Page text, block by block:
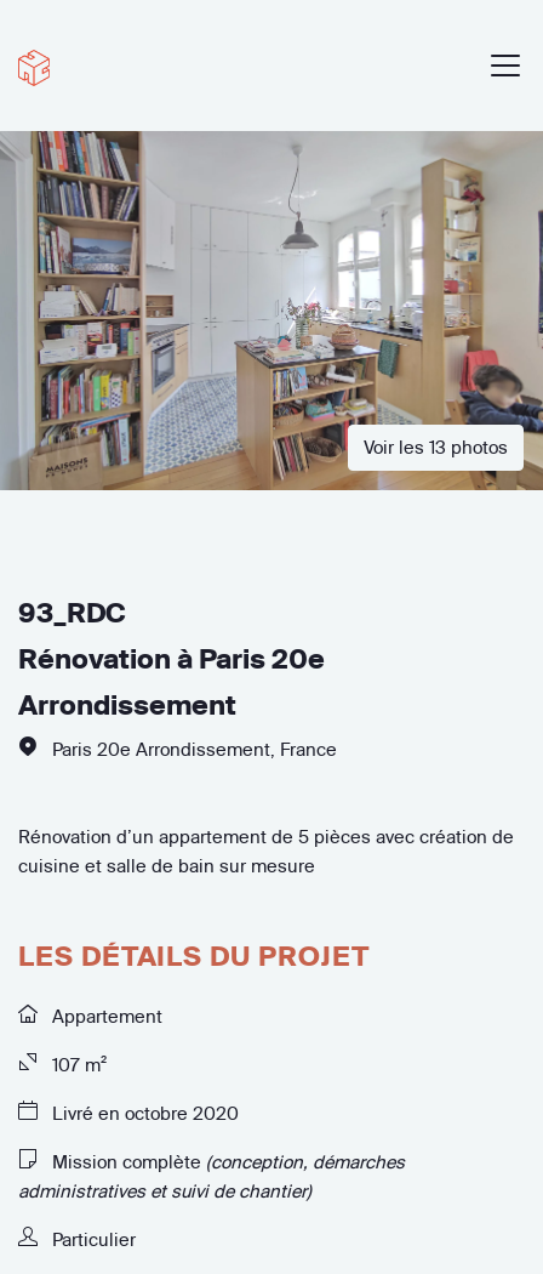
Voir les 13 photos
93_RDC
Rénovation à Paris 20e
Arrondissement
Paris 20e Arrondissement France
Rénovation d’un appartement de 5 pièces avec création de
cuisine et salle de bain sur mesure
LES DÉTAILS DU PROJET
Appartement
107 m²
Livré en octobre 2020
Mission complète (conception, démarches
administratives et suivi de chantier)
Particulier